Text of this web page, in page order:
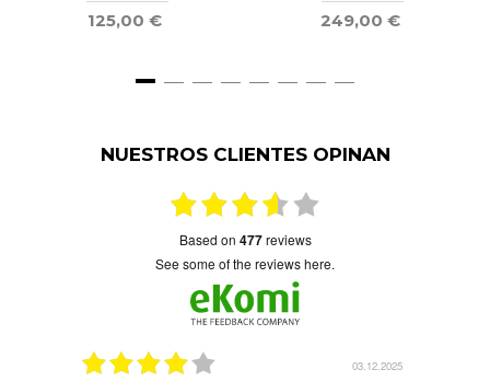
BLANCO
125,00 € 249,00 €
NUESTROS CLIENTES OPINAN
based on 477reviews
see some of the reviews here.
03.12.2025